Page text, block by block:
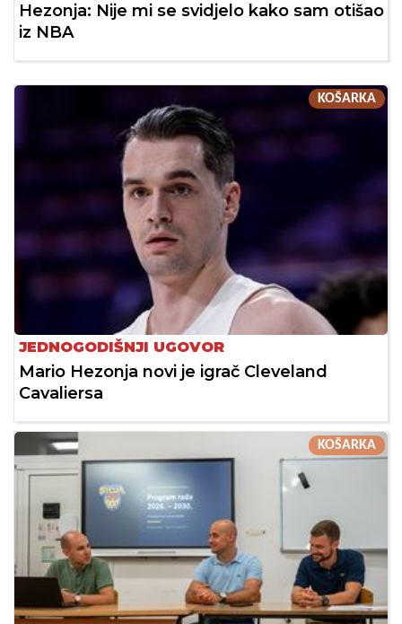
Hezonja: Nije mi se svidjelo kako sam otišao
iz NBA
KOŠARKA
JEDNOGODIŠNJI UGOVOR
Mario Hezonja novi je igrač Cleveland
Cavaliersa
KOŠARKA